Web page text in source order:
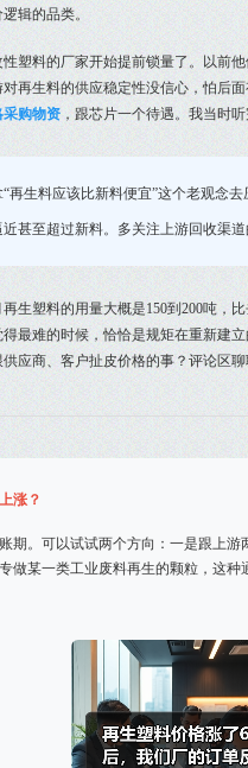
辑的品类。
塑料的厂家开始提前锁量了。以前
再生料的供应稳定性没信心，怕后
采购物资 ，跟芯片一个待遇。我当时
再生料应该比新料便宜”这个老观念
甚至超过新料。多关注上游回收渠道
生塑料的用量大概是150到200吨，
最难的时候，恰恰是规矩在重新建
应商、客户扯皮价格的事？评论区聊
涨？
期。可以试试两个方向：一是跟上
做某一类工业废料再生的颗粒，这